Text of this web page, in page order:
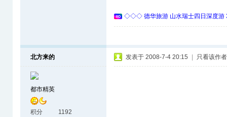
◇◇◇ 德华旅游 山水瑞士四日深度
北方来的
都市精英
积分
1192
发表于 2008-7-4 20:15 只看该作者